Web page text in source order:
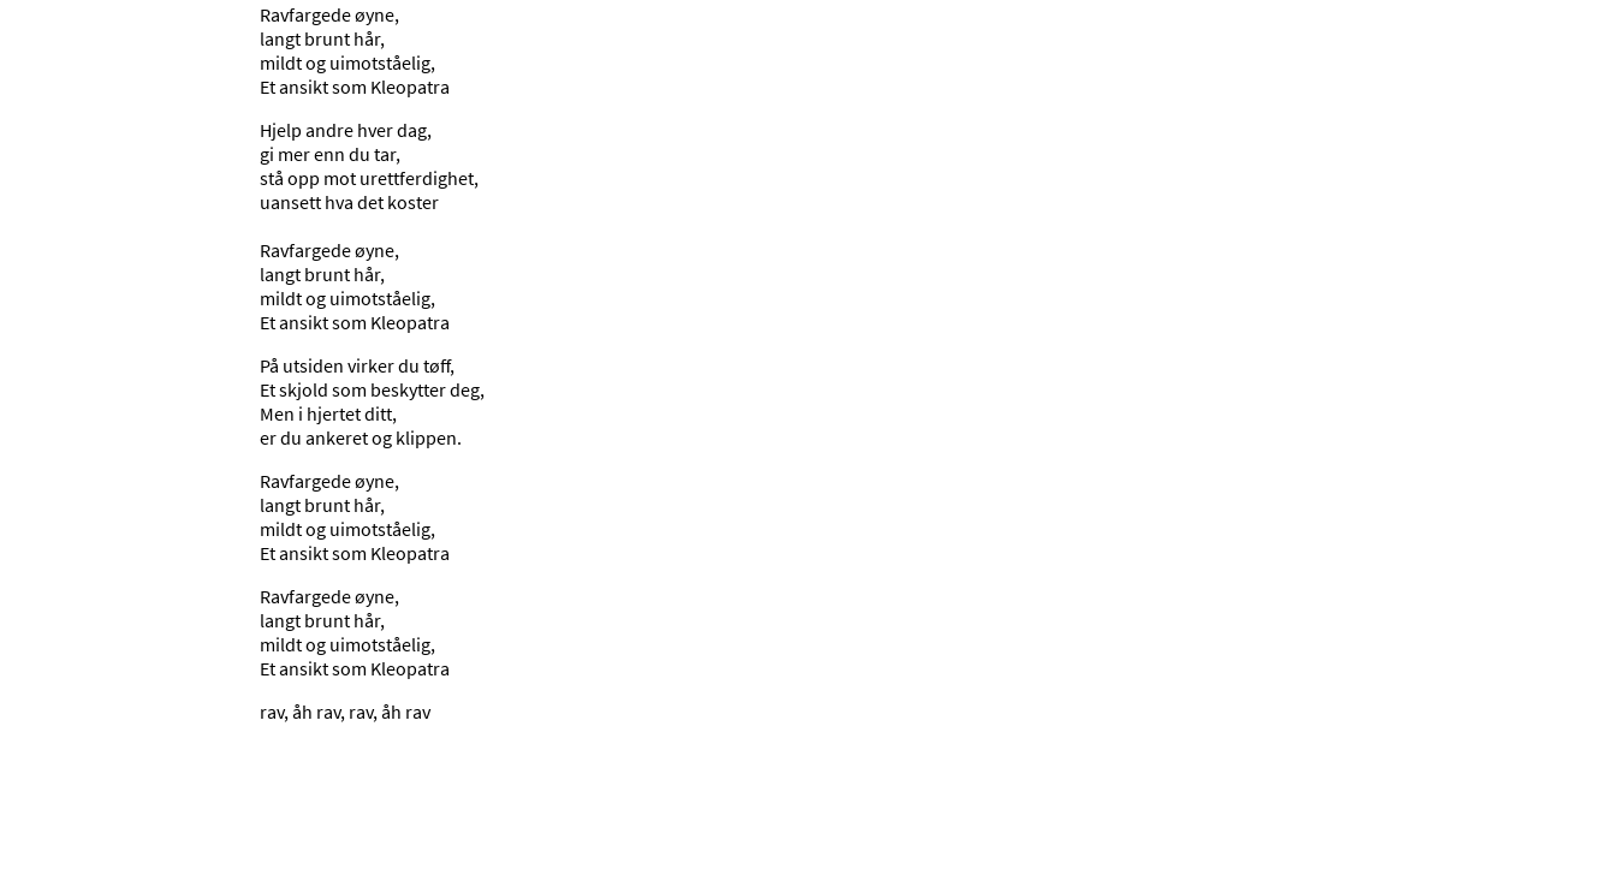
Ravfargede øyne,
langt brunt hår,
mildt og uimotståelig,
Et ansikt som Kleopatra
Hjelp andre hver dag,
gi mer enn du tar,
stå opp mot urettferdighet,
uansett hva det koster
Ravfargede øyne,
langt brunt hår,
mildt og uimotståelig,
Et ansikt som Kleopatra
På utsiden virker du tøff,
Et skjold som beskytter deg,
Men i hjertet ditt,
er du ankeret og klippen.
Ravfargede øyne,
langt brunt hår,
mildt og uimotståelig,
Et ansikt som Kleopatra
Ravfargede øyne,
langt brunt hår,
mildt og uimotståelig,
Et ansikt som Kleopatra
rav, åh rav, rav, åh rav